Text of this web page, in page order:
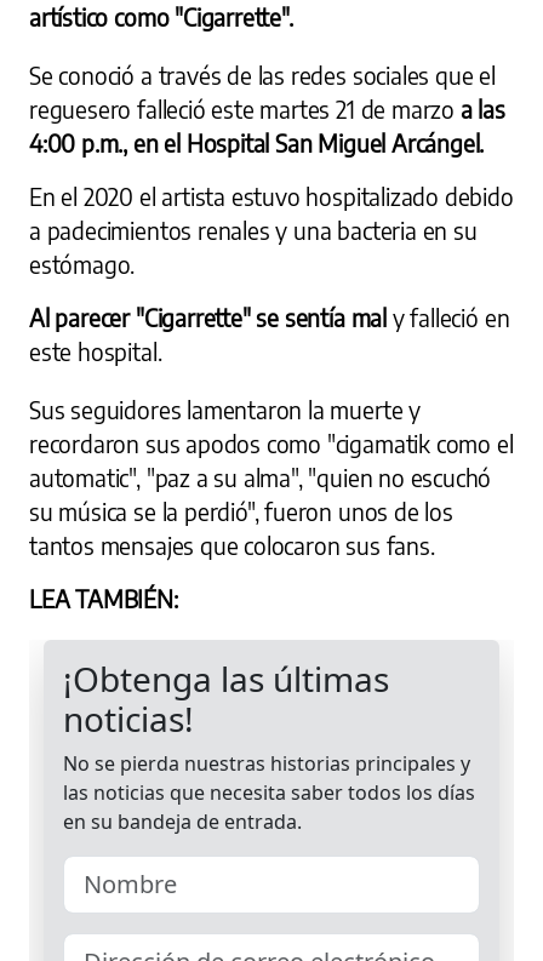
artístico como "Cigarrette".
Se conoció a través de las redes sociales que el
reguesero falleció este martes 21 de marzo a las
4:00 p.m., en el Hospital San Miguel Arcángel.
En el 2020 el artista estuvo hospitalizado debido
a padecimientos renales y una bacteria en su
estómago.
Al parecer "Cigarrette" se sentía mal y falleció en
este hospital.
Sus seguidores lamentaron la muerte y
recordaron sus apodos como "cigamatik como el
automatic", "paz a su alma", "quien no escuchó
su música se la perdió", fueron unos de los
tantos mensajes que colocaron sus fans.
LEA TAMBIÉN: